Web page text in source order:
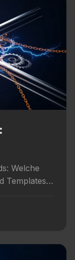
Welche
Templates